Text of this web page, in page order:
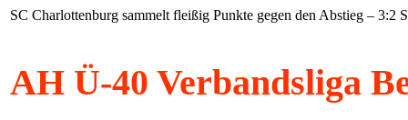
SC Charlottenburg sammelt fleißig Punkte gegen den Abstieg – 3:2
AH Ü-40 Verbandsliga